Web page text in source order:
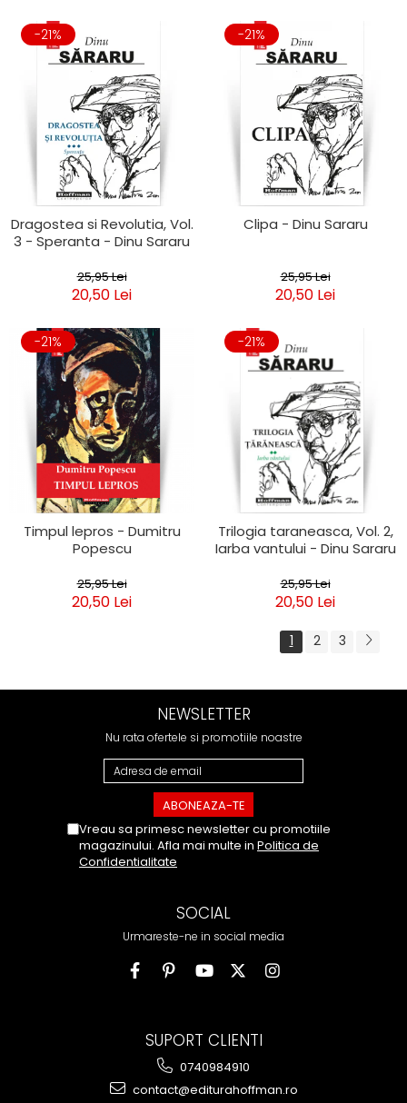
-21%
Dragostea si Revolutia, Vol.
3 - Speranta - Dinu Sararu
25,95 Lei
20,50 Lei
-21%
Clipa - Dinu Sararu
25,95 Lei
20,50 Lei
-21%
Timpul lepros - Dumitru
Popescu
25,95 Lei
20,50 Lei
-21%
Trilogia taraneasca, Vol. 2,
Iarba vantului - Dinu Sararu
25,95 Lei
20,50 Lei
1 2 3
NEWSLETTER
Nu rata ofertele si promotiile noastre
Vreau sa primesc newsletter cu promotiile
magazinului. Afla mai multe in Politica de
Confidentialitate
SOCIAL
Urmareste-ne in social media
SUPORT CLIENTI
0740984910
contact@editurahoffman.ro